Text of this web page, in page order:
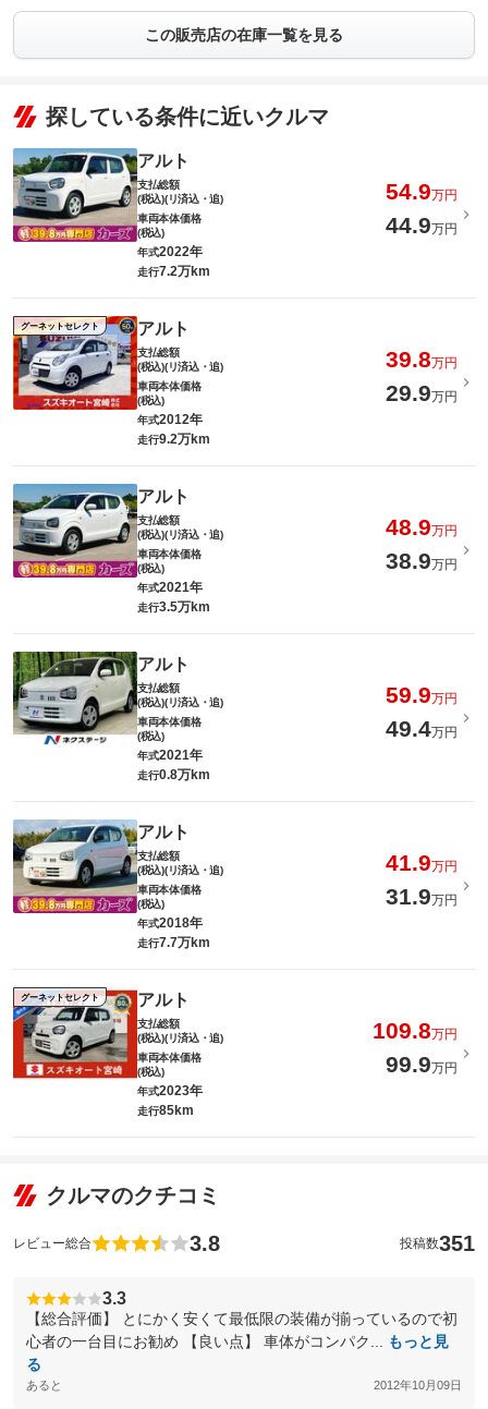
この販売店の在庫一覧を見る
探している条件に近いクルマ
アルト
支払総額
(税込)(リ済込・追)
54.9万円
車両本体価格
(税込)
44.9万円
年式2022年
走行7.2万km
グーネットセレクト アルト
支払総額
(税込)(リ済込・追)
39.8万円
車両本体価格
(税込)
29.9万円
年式2012年
走行9.2万km
アルト
支払総額
(税込)(リ済込・追)
48.9万円
車両本体価格
(税込)
38.9万円
年式2021年
走行3.5万km
アルト
支払総額
(税込)(リ済込・追)
59.9万円
車両本体価格
(税込)
49.4万円
年式2021年
走行0.8万km
アルト
支払総額
(税込)(リ済込・追)
41.9万円
車両本体価格
(税込)
31.9万円
年式2018年
走行7.7万km
グーネットセレクト アルト
支払総額
(税込)(リ済込・追)
109.8万円
車両本体価格
(税込)
99.9万円
年式2023年
走行85km
クルマのクチコミ
レビュー総合 3.8 投稿数351
3.3
【総合評価】 とにかく安くて最低限の装備が揃っているので初
心者の一台目にお勧め 【良い点】 車体がコンパク...
もっと見
る
あると 2012年10月09日